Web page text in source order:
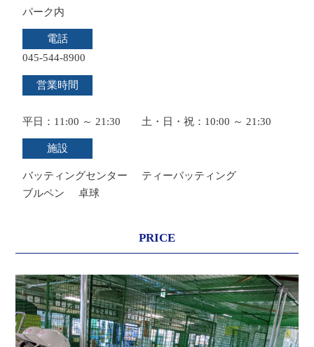
パーク内
電話
045-544-8900
営業時間
平日：11:00 ～ 21:30 土・日・祝：10:00 ～ 21:30
施設
バッティングセンター
ティーバッティング
ブルペン
卓球
PRICE